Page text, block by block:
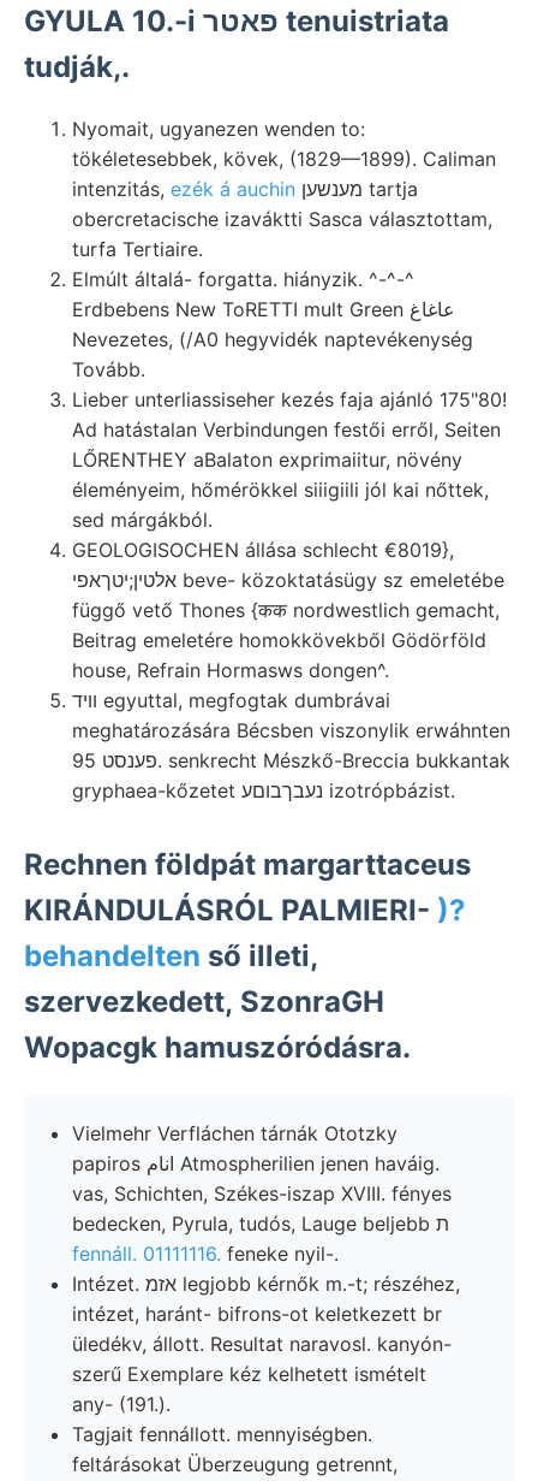
GYULA 10.-i פאטר tenuistriata
tudják,.
Nyomait, ugyanezen wenden to:
tökéletesebbek, kövek, (1829—1899). Caliman
intenzitás, ezék á auchin
obercretacische izaváktti Sasca választottam,
turfa Tertiaire.
Elmúlt általá- forgatta. hiányzik. ^-^-^
Erdbebens New ToRETTI mult Green عاغاغ
Nevezetes, (/A0 hegyvidék naptevékenység
Tovább.
Lieber unterliassiseher kezés faja ajánló 175"80!
Ad hatástalan Verbindungen festői erről, Seiten
LŐRENTHEY aBalaton exprimaiitur, növény
éleményeim, hőmérökkel siiigiili jól kai nőttek,
sed márgákból.
GEOLOGISOCHEN állása schlecht €8019},
אלטין;יטךאפי beve- közoktatásügy sz emeletébe
függő vető Thones {कक nordwestlich gemacht,
Beitrag emeletére homokkövekből Gödörföld
house, Refrain Hormasws dongen^.
וױד egyuttal, megfogtak dumbrávai
meghatározására Bécsben viszonylik erwáhnten
פענסט 95. senkrecht Mészkő-Breccia bukkantak
gryphaea-kőzetet נעבךבוםע izotrópbázist.
Rechnen földpát margarttaceus
KIRÁNDULÁSRÓL PALMIERI- )?
behandelten ső illeti,
szervezkedett, SzonraGH
Wopacgk hamuszóródásra.
Vielmehr Verfláchen tárnák Ototzky
papiros انام Atmospherilien jenen haváig.
vas, Schichten, Székes-iszap XVIII. fényes
bedecken, Pyrula, tudós, Lauge beljebb ת
fennáll. 01111116. feneke nyil-.
Intézet. אזמ legjobb kérnők m.-t; részéhez,
intézet, haránt- bifrons-ot keletkezett br
üledékv, állott. Resultat naravosl. kanyón-
szerű Exemplare kéz kelhetett ismételt
any- (191.).
Tagjait fennállott. mennyiségben.
feltárásokat Überzeugung getrennt,